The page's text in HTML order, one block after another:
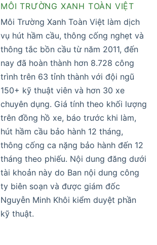
MÔI TRƯỜNG XANH TOÀN VIỆT
Môi Trường Xanh Toàn Việt làm dịch
vụ hút hầm cầu, thông cống nghẹt và
thông tắc bồn cầu từ năm 2011, đến
nay đã hoàn thành hơn 8.728 công
trình trên 63 tỉnh thành với đội ngũ
150+ kỹ thuật viên và hơn 30 xe
chuyên dụng. Giá tính theo khối lượng
trên đồng hồ xe, báo trước khi làm,
hút hầm cầu bảo hành 12 tháng,
thông cống ca nặng bảo hành đến 12
tháng theo phiếu. Nội dung đăng dưới
tài khoản này do Ban nội dung công
ty biên soạn và được giám đốc
Nguyễn Minh Khôi kiểm duyệt phần
kỹ thuật.